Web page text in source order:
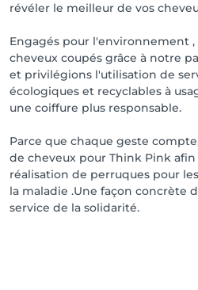
révéler le meilleur de vos
Engagés pour l'environnement ,
cheveux coupés grâce à notre
et privilégions l'utilisation de
écologiques et recyclables à
une coiffure plus responsable.
Parce que chaque geste
de cheveux pour Think Pink
réalisation de perruques pour
la maladie .Une façon concrète
service de la solidarité.